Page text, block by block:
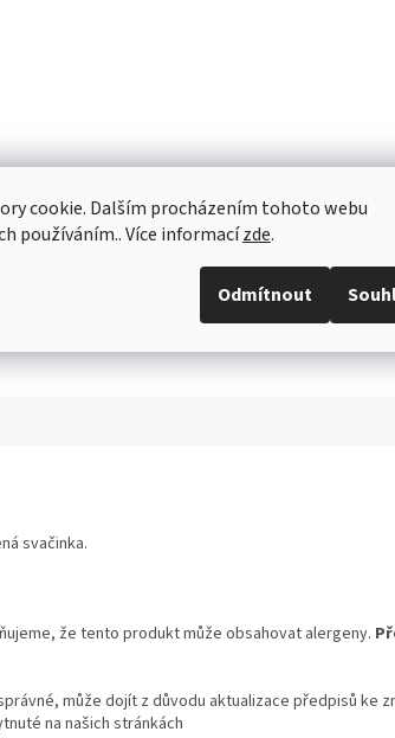
cookie. Dalším procházením tohoto webu
používáním.. Více informacízde.
Odmítnout
svačinka.
že tento produkt může obsahovat alergeny.
může dojít z důvodu aktualizace předpisů ke
na našich stránkách